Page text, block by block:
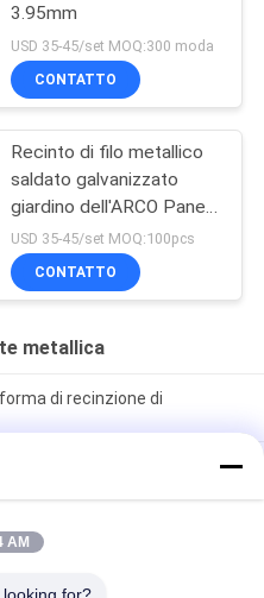
3.95mm
USD 35-45/set MOQ:300 moda
CONTATTO
Recinto di filo metallico
saldato galvanizzato
giardino dell'ARCO Panels
2400w X 1200h
USD 35-45/set MOQ:100pcs
CONTATTO
metallica
di recinzione di
per stazioni a torre di
a caldo
358 Recinzione reticola di
Recinzione di acciaio di alta
AM